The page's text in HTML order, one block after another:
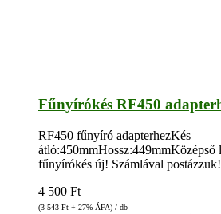
Fűnyírókés RF450
RF450 fűnyíró adapterhezKés
fűnyírókés új! Számlával postázzuk!
4 500 Ft
(3 543 Ft + 27% ÁFA) / db